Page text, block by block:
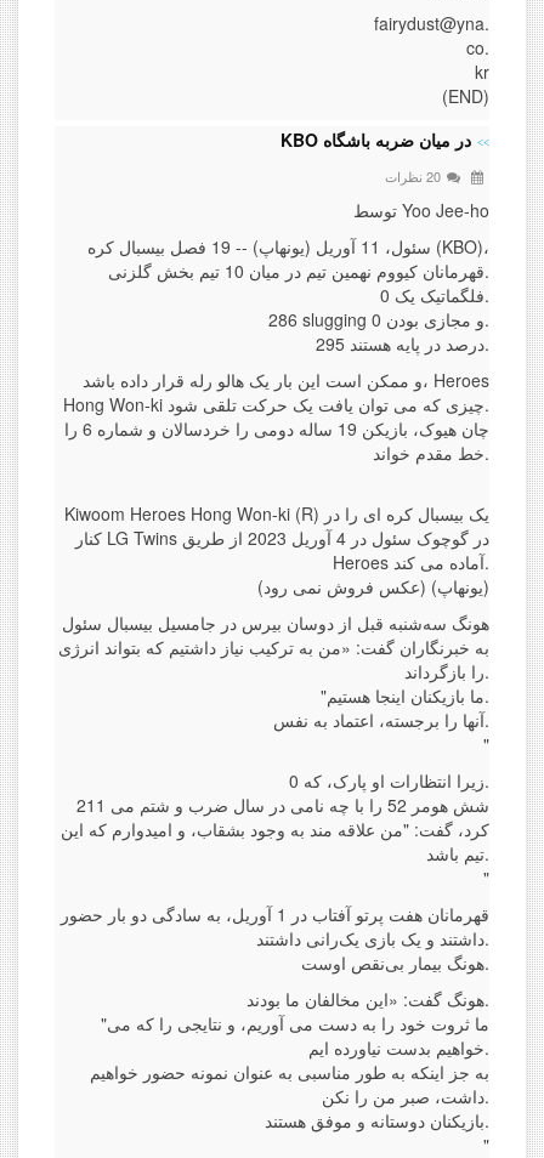
fairydust@yna.
co.
kr
(END)
در میان ضربه باشگاه KBO
20 نظرات
توسط Yoo Jee-ho
سئول، 11 آوریل (یونهاپ) -- 19 فصل بیسبال کره (KBO)،
قهرمانان کیووم نهمین تیم در میان 10 تیم بخش گلزنی.
فلگماتیک یک 0.
286 slugging و مجازی بودن 0.
295 درصد در پایه هستند.
و ممکن است این بار یک هالو رله قرار داده باشد، Heroes
Hong Won-ki چیزی که می توان یافت یک حرکت تلقی شود.
چان هیوک، بازیکن 19 ساله دومی را خردسالان و شماره 6 را
خط مقدم خواند.
Kiwoom Heroes Hong Won-ki (R) یک بیسبال کره ای را در
کنار LG Twins در گوچوک سئول در 4 آوریل 2023 از طریق
Heroes آماده می کند.
(عکس فروش نمی رود) (یونهاپ)
هونگ سه‌شنبه قبل از دوسان بیرس در جامسیل بیسبال سئول
به خبرنگاران گفت: «من به ترکیب نیاز داشتیم که بتواند انرژی
را بازگرداند.
"ما بازیکنان اینجا هستیم.
آنها را برجسته، اعتماد به نفس.
"
زیرا انتظارات او پارک، که 0.
211 شش هومر 52 را با چه نامی در سال ضرب و شتم می
کرد، گفت: "من علاقه مند به وجود بشقاب، و امیدوارم که این
تیم باشد.
"
قهرمانان هفت پرتو آفتاب در 1 آوریل، به سادگی دو بار حضور
داشتند و یک بازی یک‌رانی داشتند.
هونگ بیمار بی‌نقص اوست.
هونگ گفت: «این مخالفان ما بودند.
"ما ثروت خود را به دست می آوریم، و نتایجی را که می
خواهیم بدست نیاورده ایم.
به جز اینکه به طور مناسبی به عنوان نمونه حضور خواهیم
داشت، صبر من را نکن.
بازیکنان دوستانه و موفق هستند.
"